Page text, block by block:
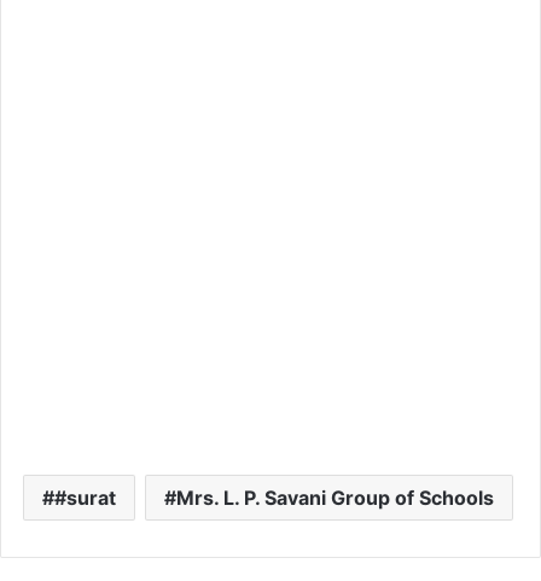
#surat Mrs. L. P. Savani Group of Schools